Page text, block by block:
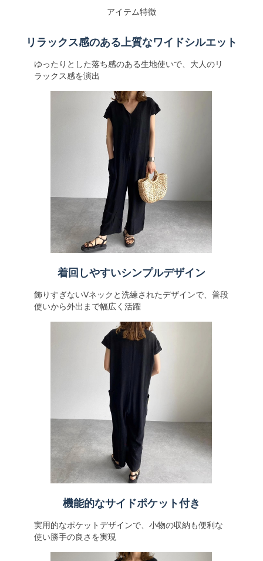
アイテム特徴
リラックス感のある上質なワイドシルエット
ゆったりとした落ち感のある生地使いで、大人のリ
ラックス感を演出
着回しやすいシンプルデザイン
飾りすぎないVネックと洗練されたデザインで、普段
使いから外出まで幅広く活躍
機能的なサイドポケット付き
実用的なポケットデザインで、小物の収納も便利な
使い勝手の良さを実現